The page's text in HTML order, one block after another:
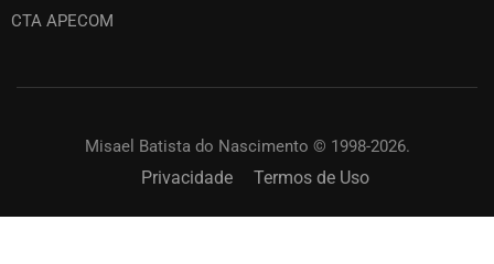
CTA APECOM
Misael Batista do Nascimento © 1998-2026.
Privacidade Termos de Uso